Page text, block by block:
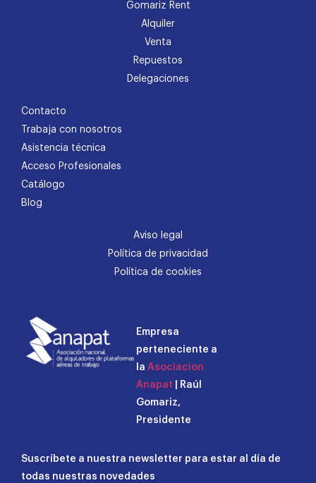
Gomariz Rent
Alquiler
Venta
Repuestos
Delegaciones
Contacto
Trabaja con nosotros
Asistencia técnica
Acceso Profesionales
Catálogo
Blog
Aviso legal
Política de privacidad
Política de cookies
Empresa
perteneciente a
la Asociacion
Anapat | Raúl
Gomariz,
Presidente
Suscríbete a nuestra newsletter para estar al día de
todas nuestras novedades